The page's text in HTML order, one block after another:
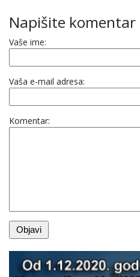
Napišite komentar
Vaše ime:
Vaša e-mail adresa:
Komentar: